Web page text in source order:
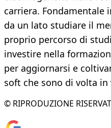
carriera. Fondamentale
da un lato studiare il
proprio percorso di
investire nella
per aggiornarsi e
soft che sono di volta
© RIPRODUZIONE